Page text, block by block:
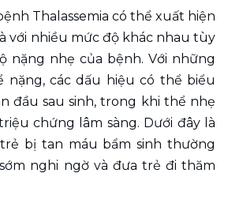
Thalassemia có thể xuất hiện
với nhiều mức độ khác nhau tùy
nặng nhẹ của bệnh. Với những
nặng, các dấu hiệu có thể biểu
đầu sau sinh, trong khi thể nhẹ
chứng lâm sàng. Dưới đây là
bị tan máu bẩm sinh thường
nghi ngờ và đưa trẻ đi thăm